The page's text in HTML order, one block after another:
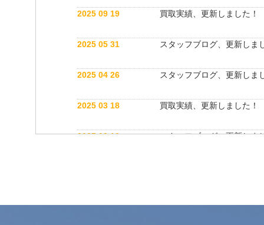
2025 09 19 買取実績、更新しました！
2025 05 31 スタッフブログ、更新しま
2025 04 26 スタッフブログ、更新しま
2025 03 18 買取実績、更新しました！
2025 03 12 スタッフブログ、更新しま